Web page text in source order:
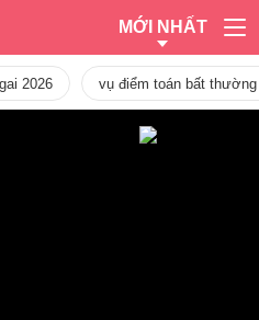
MỚI NHẤT
2026 vụ điểm toán bất